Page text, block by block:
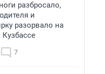
разбросало,
и
разорвало на
Кузбассе
7